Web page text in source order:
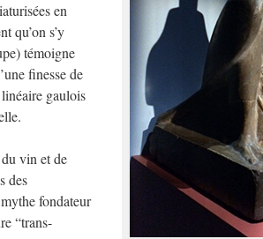
en
qu’on s’y
témoigne
finesse de
gaulois
vin et de
des
fondateur
“trans-